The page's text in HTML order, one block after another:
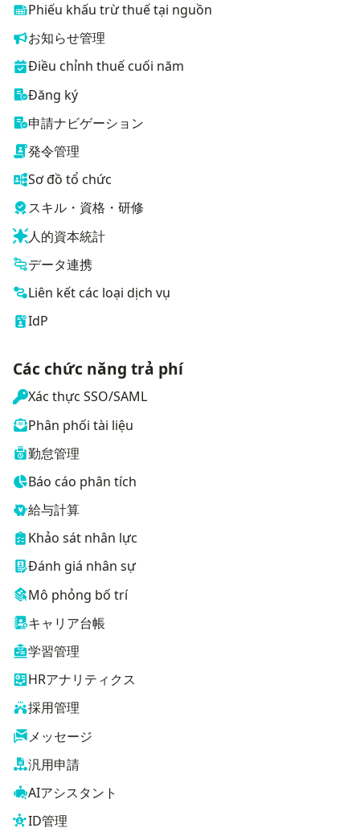
Phiếu khấu trừ thuế tại nguồn
お知らせ管理
Điều chỉnh thuế cuối năm
Đăng ký
申請ナビゲーション
発令管理
Sơ đồ tổ chức
スキル・資格・研修
人的資本統計
データ連携
Liên kết các loại dịch vụ
IdP
Các chức năng trả phí
Xác thực SSO/SAML
Phân phối tài liệu
勤怠管理
Báo cáo phân tích
給与計算
Khảo sát nhân lực
Đánh giá nhân sự
Mô phỏng bố trí
キャリア台帳
学習管理
HRアナリティクス
採用管理
メッセージ
汎用申請
AIアシスタント
ID管理